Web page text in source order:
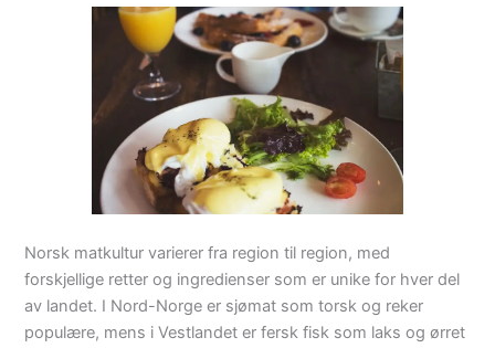
Norsk matkultur varierer fra region til region, med
forskjellige retter og ingredienser som er unike for hver del
av landet. I Nord-Norge er sjømat som torsk og reker
populære, mens i Vestlandet er fersk fisk som laks og ørret